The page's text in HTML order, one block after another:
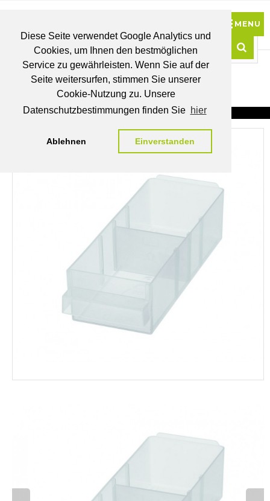
Diese Seite verwendet Google Analytics und
Cookies, um Ihnen den bestmöglichen
Service zu gewährleisten. Wenn Sie auf der
Seite weitersurfen, stimmen Sie unserer
Cookie-Nutzung zu. Unsere
Datenschutzbestimmungen finden Sie hier
Ablehnen Einverstanden
BRUTTO
PREISE
MEIN
WUNSCHLISTE